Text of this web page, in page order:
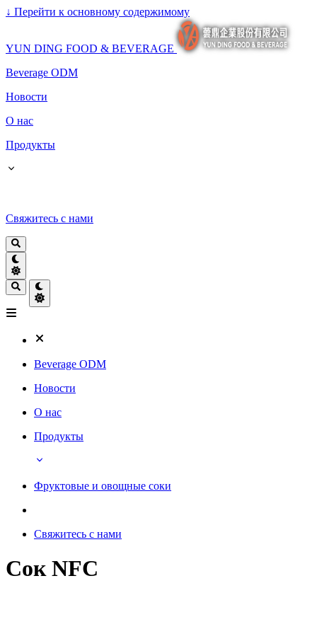
↓ Перейти к основному содержимому
YUN DING FOOD & BEVERAGE
Beverage ODM
Новости
О нас
Продукты
Свяжитесь с нами
Beverage ODM
Новости
О нас
Продукты
Фруктовые и овощные соки
Свяжитесь с нами
Сок NFC